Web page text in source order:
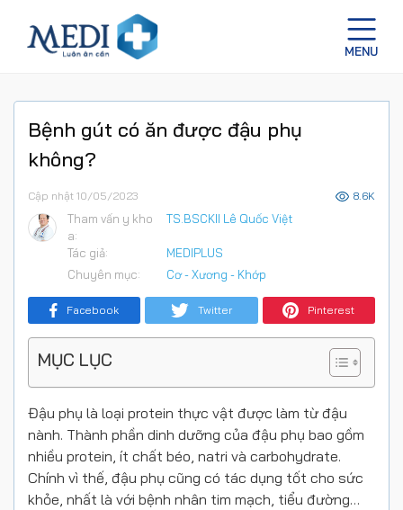
Bệnh gút có ăn được đậu phụ
không?
Cập nhật 10/05/2023 8.6K
Tham vấn y kho
a:
TS.BSCKII Lê Quốc Việt
Tác giả:
MEDIPLUS
Chuyên mục:
Cơ - Xương - Khớp
Facebook Twitter Pinterest
MỤC LỤC
Đậu phụ là loại protein thực vật được làm từ đậu
nành. Thành phần dinh dưỡng của đậu phụ bao gồm
nhiều protein, ít chất béo, natri và carbohydrate.
Chính vì thế, đậu phụ cũng có tác dụng tốt cho sức
khỏe, nhất là với bệnh nhân tim mạch, tiểu đường…